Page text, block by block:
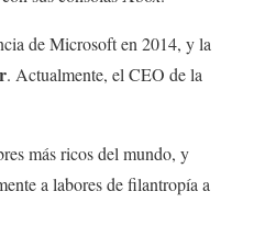
de Microsoft en 2014, y la
. Actualmente, el CEO de la
más ricos del mundo, y
a labores de filantropía a